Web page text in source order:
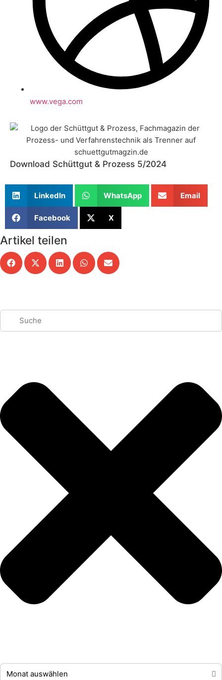
www.vega.com
Download Schüttgut & Prozess 5/2024
LinkedIn WhatsApp Email
Facebook X
Artikel teilen